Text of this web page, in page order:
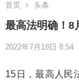
首页 头条
最高法明确！8
2022年7月18日 8:54
15日，最高人民